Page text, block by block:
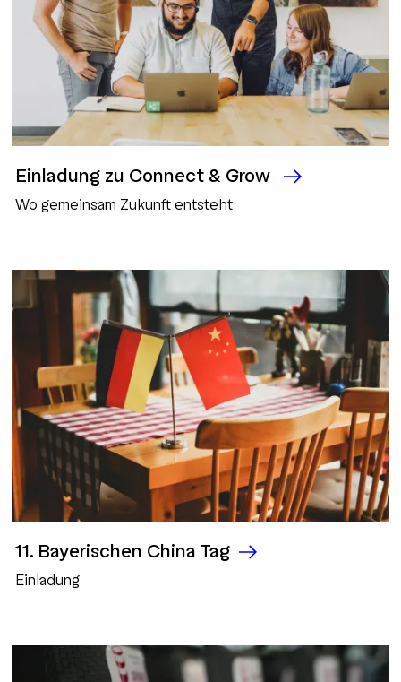
Einladung zu Connect & Grow
Wo gemeinsam Zukunft entsteht
11. Bayerischen China Tag
Einladung